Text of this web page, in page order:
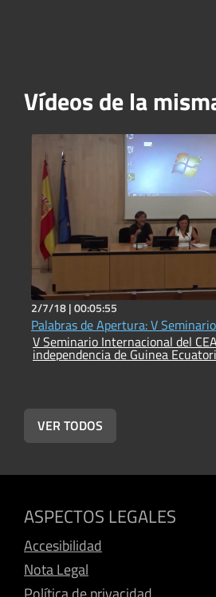
Vídeos de la
2/7/18 |00:05:55
Palabras de Apertura: V
V Seminario Internacional del
independencia de Guinea
VER TODOS
ASPECTOS LEGALES
Accesibilidad
Nota Legal